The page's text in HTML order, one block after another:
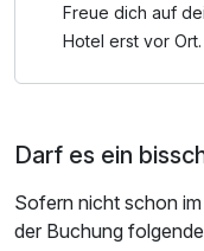
Freue dich auf
Hotel erst vor Ort.
Darf es ein
Sofern nicht schon
der Buchung